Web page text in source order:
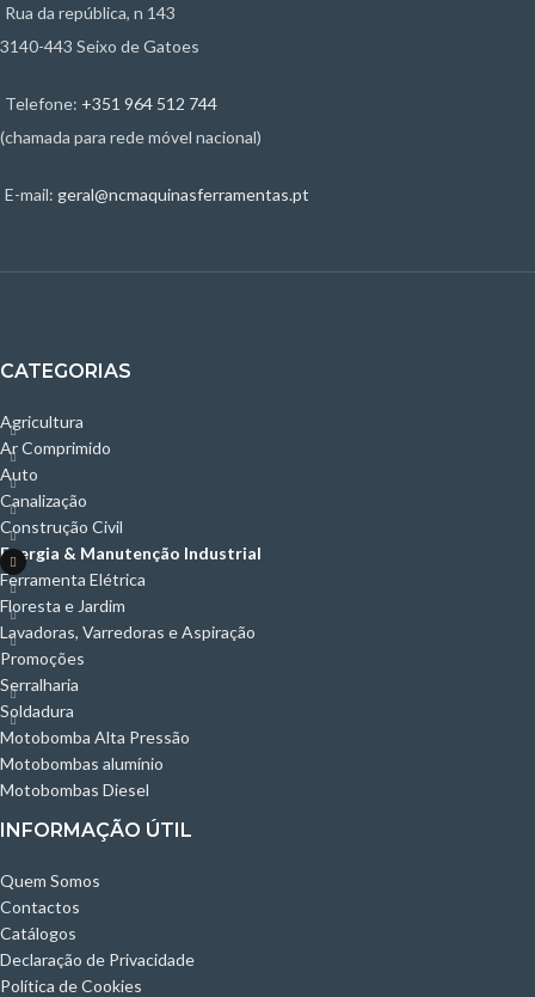
Rua da república, n 143
3140-443 Seixo de Gatoes
Telefone: +351 964 512 744
(chamada para rede móvel nacional)
E-mail: geral@ncmaquinasferramentas.pt
CATEGORIAS
Agricultura
Ar Comprimido
Auto
Canalização
Construção Civil
Energia & Manutenção Industrial
Ferramenta Elétrica
Floresta e Jardim
Lavadoras, Varredoras e Aspiração
Promoções
Serralharia
Soldadura
Motobomba Alta Pressão
Motobombas alumínio
Motobombas Diesel
INFORMAÇÃO ÚTIL
Quem Somos
Contactos
Catálogos
Declaração de Privacidade
Política de Cookies